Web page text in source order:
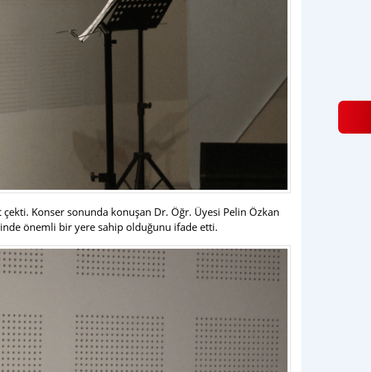
Konser sonunda konuşan Dr. Öğr. Üyesi Pelin Özkan
önemli bir yere sahip olduğunu ifade etti.